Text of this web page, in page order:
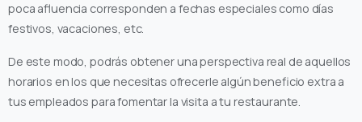
poca afluencia corresponden a fechas especiales como días
festivos, vacaciones, etc.
De este modo, podrás obtener una perspectiva real de aquellos
horarios en los que necesitas ofrecerle algún beneficio extra a
tus empleados para fomentar la visita a tu restaurante.